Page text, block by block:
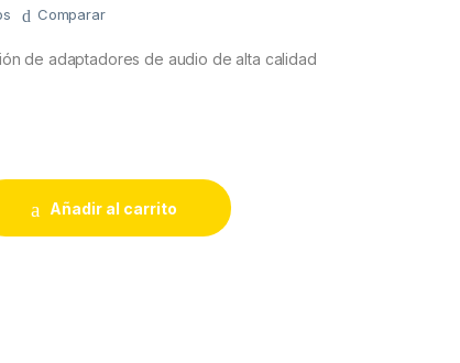
Comparar
de adaptadores de audio de alta calidad
MONO METAL SA136A quantity
Añadir al carrito